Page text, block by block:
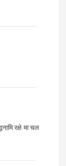
रक्षे मा चल